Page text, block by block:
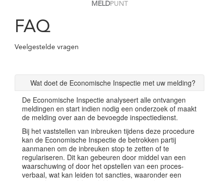
MELDPUNT
FAQ
Veelgestelde vragen
Wat doet de Economische Inspectie met uw melding?
De Economische Inspectie analyseert alle ontvangen
meldingen en start indien nodig een onderzoek of maakt
de melding over aan de bevoegde inspectiedienst.
Bij het vaststellen van inbreuken tijdens deze procedure
kan de Economische Inspectie de betrokken partij
aanmanen om de inbreuken stop te zetten of te
regulariseren. Dit kan gebeuren door middel van een
waarschuwing of door het opstellen van een proces-
verbaal, wat kan leiden tot sancties, waaronder een